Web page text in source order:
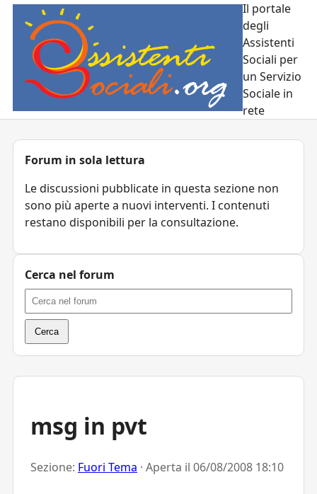
Il portale
degli
Assistenti
Sociali per
un Servizio
Sociale in
rete
msg in pvt
Sezione: Fuori Tema · Aperta il 06/08/2008 18:10
Forum in sola lettura
Le discussioni pubblicate in questa sezione non
sono più aperte a nuovi interventi. I contenuti
restano disponibili per la consultazione.
Cerca nel forum
Cerca